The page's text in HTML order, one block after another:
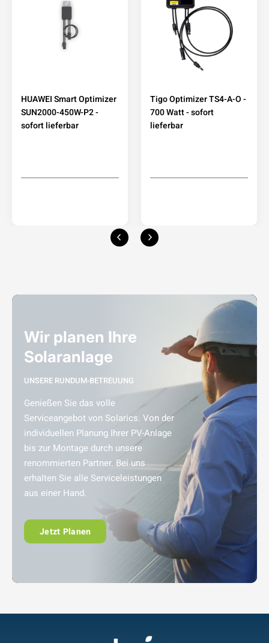
HUAWEI Smart Optimizer
SUN2000-450W-P2 -
sofort lieferbar
Tigo Optimizer TS4-A-O -
700 Watt - sofort
lieferbar
Wir planen Ihre
Solaranlage
UNSERE RUNDUM-BETREUUNG
Genießen Sie das volle
Serviceangebot von Solarics. Von der
individuellen Planung Ihrer PV-Anlage
bis zur Montage durch unsere
renommierten Partner. Bei uns
erhalten Sie alle Serviceleistungen
aus einer Hand.
Jetzt Planen